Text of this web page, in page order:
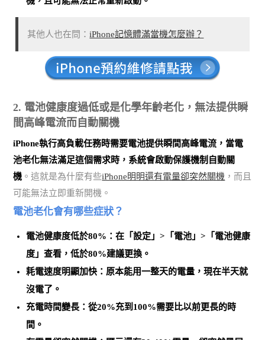
其他人也在問：iPhone記憶體滿當機怎麼辦？
2. 電池健康度過低或是化學年齡老化，無法提供瞬
間高峰電流而自動關機
iPhone執行高負載任務時需要電池提供瞬間高峰電流，當電
池老化無法滿足這個需求時，系統會啟動保護機制自動關
機 。這就是為什麼有些iPhone明明還有電量卻突然關機 ，而且
可能無法立即重新開機。
電池老化會有哪些症狀？
電池健康度低於80% ：在「設定」>「電池」>「電池健康
度」查看，低於80%建議更換。
耗電速度明顯加快 ：原本能用一整天的電量，現在半天就
沒電了。
充電時間變長 ：從20%充到100%需要比以前更長的時
間。